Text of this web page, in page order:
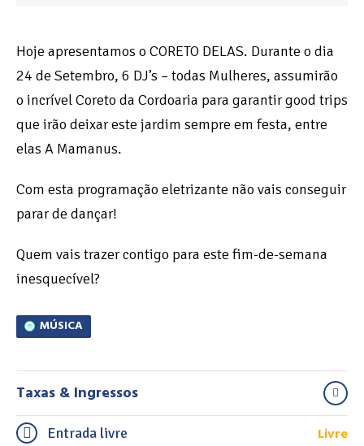
Hoje apresentamos o CORETO DELAS. Durante o dia
24 de Setembro, 6 DJ’s – todas Mulheres, assumirão
o incrível Coreto da Cordoaria para garantir good trips
que irão deixar este jardim sempre em festa, entre
elas A Mamanus.
Com esta programação eletrizante não vais conseguir
parar de dançar!
Quem vais trazer contigo para este fim-de-semana
inesquecível?
MÚSICA
Taxas & Ingressos
Entrada livre Livre